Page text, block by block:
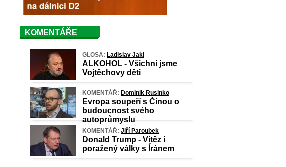
KOMENTÁŘE
GLOSA: Ladislav Jakl
ALKOHOL - Všichni jsme
Vojtěchovy děti
KOMENTÁŘ: Dominik Rusinko
Evropa soupeří s Čínou o
budoucnost svého
autoprůmyslu
KOMENTÁŘ: Jiří Paroubek
Donald Trump - Vítěz i
poražený války s Íránem